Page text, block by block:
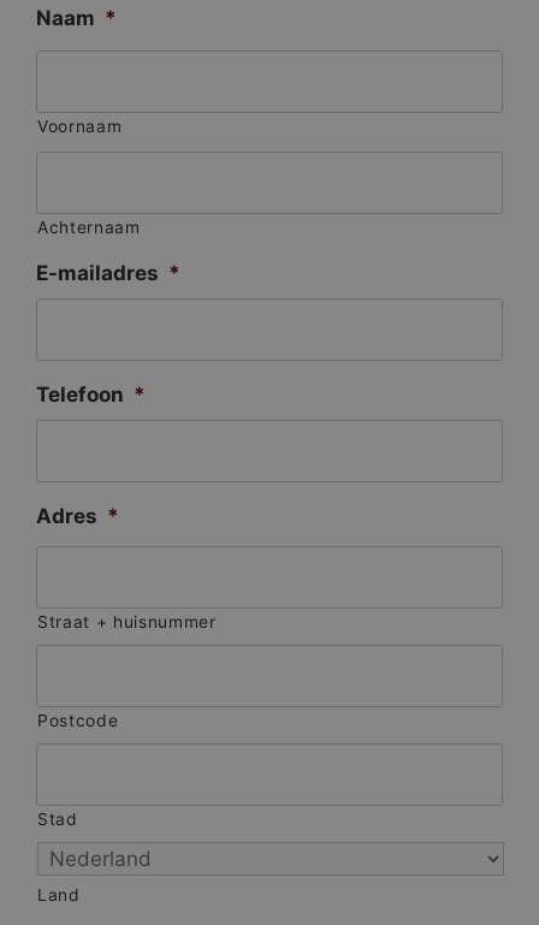
Naam *
Voornaam
Achternaam
E-mailadres *
Telefoon *
Adres *
Straat + huisnummer
Postcode
Stad
Land